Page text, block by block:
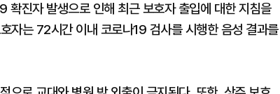
확진자 발생으로 인해 최근 보호자 출입에 대한 지침을
자는 72시간 이내 코로나19 검사를 시행한 음성 결과를